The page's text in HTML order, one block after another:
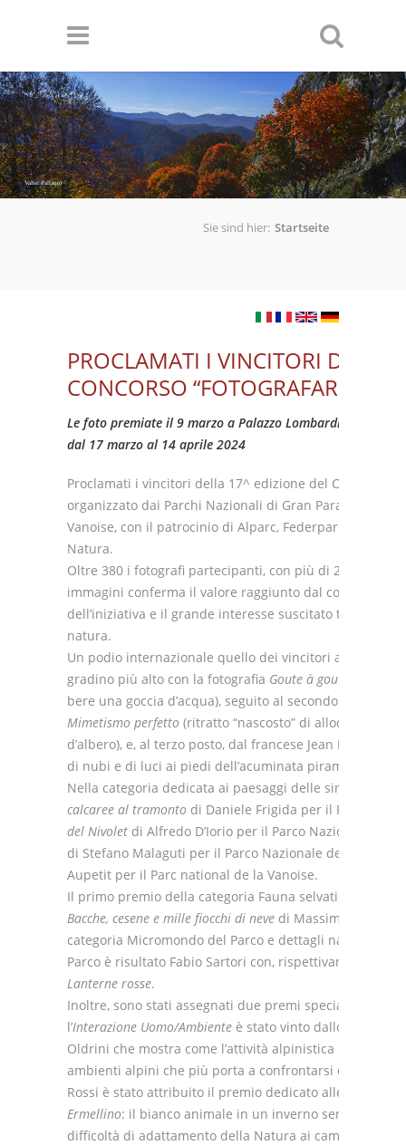
Valter Pallaoro
Sie sind hier: Startseite
PROCLAMATI I VINCITORI DELLA
CONCORSO “FOTOGRAFARE IL
Le foto premiate il 9 marzo a Palazzo Lombardia a
dal 17 marzo al 14 aprile 2024
Proclamati i vincitori della 17^ edizione del Concorso
organizzato dai Parchi Nazionali di Gran Paradiso,
Vanoise, con il patrocinio di Alparc, Federparchi e la
Natura.
Oltre 380 i fotografi partecipanti, con più di 2700
immagini conferma il valore raggiunto dal concorso
dell’iniziativa e il grande interesse suscitato tra gli
natura.
Un podio internazionale quello dei vincitori assoluti,
gradino più alto con la fotografia Goute à goute
bere una goccia d’acqua), seguito al secondo posto
Mimetismo perfetto (ritratto “nascosto” di allocchi,
d’albero), e, al terzo posto, dal francese Jean Luc Viart
di nubi e di luci ai piedi dell’acuminata piramide
Nella categoria dedicata ai paesaggi delle singole
calcaree al tramonto di Daniele Frigida per il Parco
del Nivolet di Alfredo D’Iorio per il Parco Nazionale
di Stefano Malaguti per il Parco Nazionale dello Stelvio
Aupetit per il Parc national de la Vanoise.
Il primo premio della categoria Fauna selvatica del
Bacche, cesene e mille fiocchi di neve di Massimiliano
categoria Micromondo del Parco e dettagli naturali sia
Parco è risultato Fabio Sartori con, rispettivamente, le
Lanterne rosse.
Inoltre, sono stati assegnati due premi speciali. Il
l’Interazione Uomo/Ambiente è stato vinto dallo scatto
Oldrini che mostra come l’attività alpinistica sia una
ambienti alpini che più porta a confrontarsi con la
Rossi è stato attribuito il premio dedicato alle crisi
Ermellino: il bianco animale in un inverno senza neve,
difficoltà di adattamento della Natura ai cambiamenti